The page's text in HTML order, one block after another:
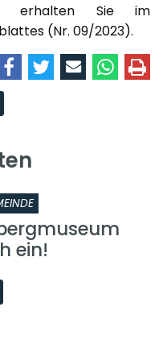
erhalten Sie im
(Nr. 09/2023).
ein!